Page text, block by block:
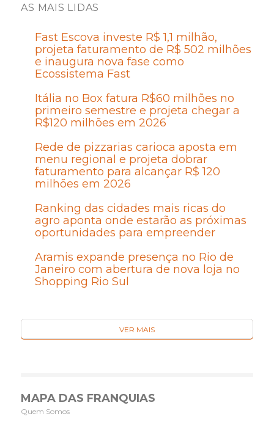
AS MAIS LIDAS
Fast Escova investe R$ 1,1 milhão,
projeta faturamento de R$ 502 milhões
e inaugura nova fase como
Ecossistema Fast
Itália no Box fatura R$60 milhões no
primeiro semestre e projeta chegar a
R$120 milhões em 2026
Rede de pizzarias carioca aposta em
menu regional e projeta dobrar
faturamento para alcançar R$ 120
milhões em 2026
Ranking das cidades mais ricas do
agro aponta onde estarão as próximas
oportunidades para empreender
Aramis expande presença no Rio de
Janeiro com abertura de nova loja no
Shopping Rio Sul
VER MAIS
MAPA DAS FRANQUIAS
Quem Somos